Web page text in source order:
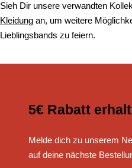
Sieh Dir unsere verwandten
Kleidung an, um weitere
Lieblingsbands zu feiern.
5€ Rabatt
Melde dich zu unserem
auf deine nächste